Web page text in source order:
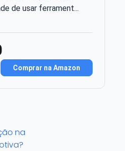
de usar ferrament...
Comprar na Amazon
na